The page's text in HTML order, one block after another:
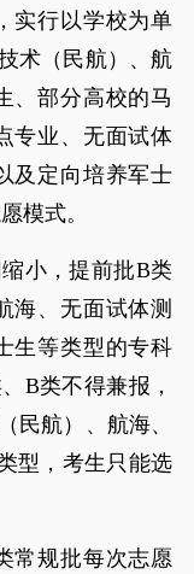
实行以学校为单
术（民航）、航
、部分高校的马
专业、无面试体
及定向培养军士
模式。
小，提前批B类
海、无面试体测
生等类型的专科
B类不得兼报，
民航）、航海、
型，考生只能选
常规批每次志愿